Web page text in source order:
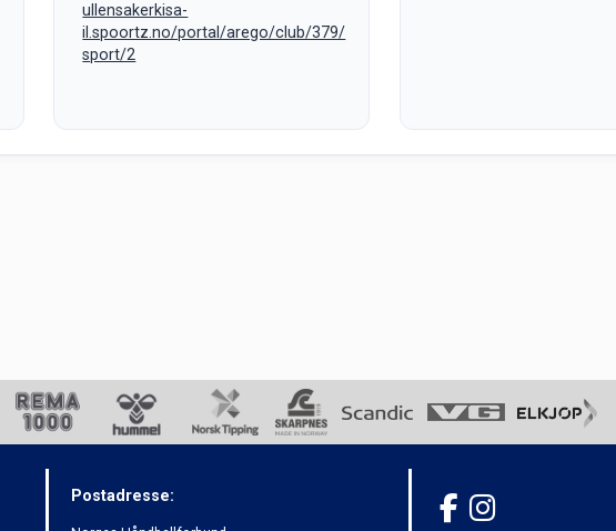
ullensakerkisa-
il.spoortz.no/portal/arego/club/379/
sport/2
Postadresse: